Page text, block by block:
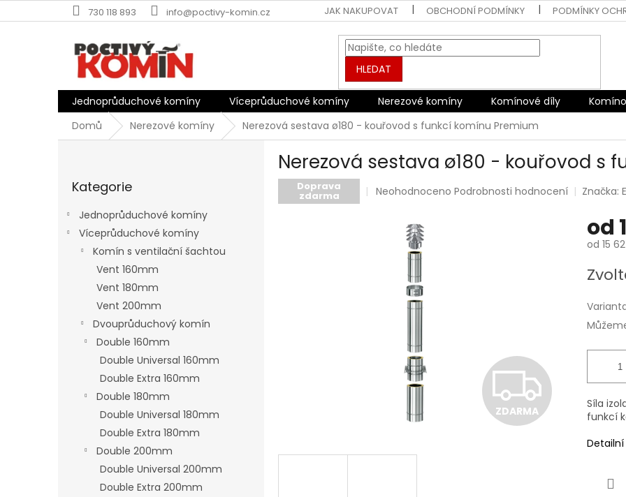
na
730 118 893 info@poctivy-komin.cz JAK NAKUPOVAT OBCHODNÍ PODMÍNKY PODMÍNKY
HLEDAT
Jednoprůduchové komíny Víceprůduchové komíny Nerezové komíny Komínové díly
Domů
Nerezové komíny Nerezová sestava ø180 - kouřovod s funkcí komínu Premium
kategorie
Kategorie
Jednoprůduchové komíny
Víceprůduchové komíny
Komín s ventilační šachtou
Vent 160mm
Vent 180mm
Vent 200mm
Dvouprůduchový komín
Double 160mm
Double Universal 160mm
Double Extra 160mm
Double 180mm
Double Universal 180mm
Double Extra 180mm
Double 200mm
Double Universal 200mm
Double Extra 200mm
Nerezová sestava ø180 - kouřovod s
Doprava
zdarma
Průměrné
hvězdiček.
Neohodnoceno Podrobnosti hodnocení Značka:
Z
D
ZDARMA
od
od 15
cena:
Síla
funkcí